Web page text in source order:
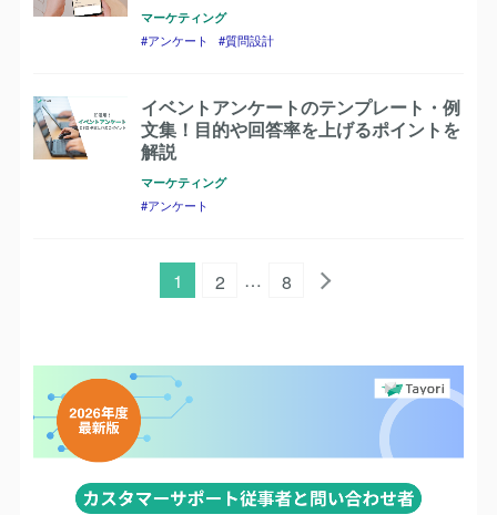
マーケティング
アンケート 質問設計
イベントアンケートのテンプレート・例
文集！目的や回答率を上げるポイントを
解説
マーケティング
アンケート
1 2 … 8